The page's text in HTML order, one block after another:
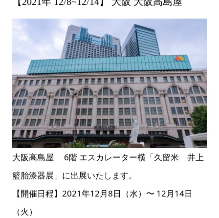
大阪高島屋 6階 エスカレーター横「久留米 井上
籃胎漆器展」に出展いたします。
【開催日程】2021年12月8日（水）〜 12月14日
（火）